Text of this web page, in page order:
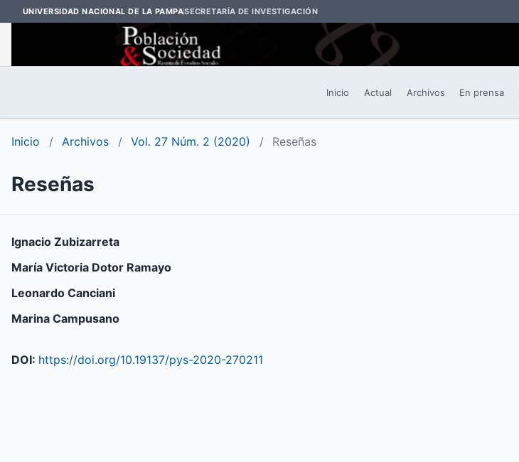
UNIVERSIDAD NACIONAL DE LA PAMPASECRETARÍA DE INVESTIGACIÓN
Inicio Actual Archivos En prensa
Inicio / Archivos / Vol. 27 Núm. 2 (2020) / Reseñas
Reseñas
Ignacio Zubizarreta
María Victoria Dotor Ramayo
Leonardo Canciani
Marina Campusano
DOI: https://doi.org/10.19137/pys-2020-270211